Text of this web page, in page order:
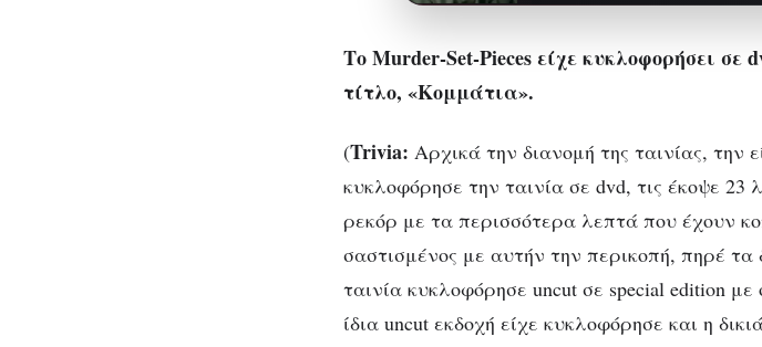
Το Murder-Set-Piecesείχε κυκλοφορήσει σε
τίτλο, «Κομμάτια».
(Trivia: Αρχικά την διανομή της ταινίας, την
κυκλοφόρησε την ταινία σε dvd, τις έκοψε 23
ρεκόρ με τα περισσότερα λεπτά που έχουν
σαστισμένος με αυτήν την περικοπή, πηρέ
ταινία κυκλοφόρησε uncut σε special edition
ίδια uncut εκδοχή είχε κυκλοφόρησε και η